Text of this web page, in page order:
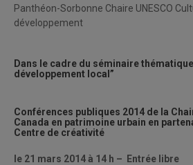
Panthéon-Sorbonne Chaire UNESCO
développement
Dans le cadre du séminaire
développement local”
Conférences publiques 2014 de la
Canada en patrimoine urbain en
Centre de créativité
le 21 mars 2014 à 14 h – Entrée libre